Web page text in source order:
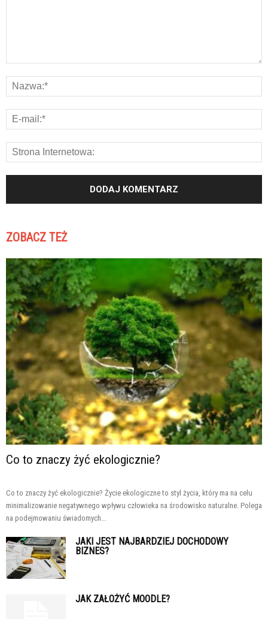
ZOBACZ TEŻ
Co to znaczy żyć ekologicznie?
Co to znaczy żyć ekologicznie? Życie ekologiczne to styl życia, który ma na celu
minimalizowanie negatywnego wpływu człowieka na środowisko naturalne. Polega
na podejmowaniu świadomych...
JAKI JEST NAJBARDZIEJ DOCHODOWY
BIZNES?
JAK ZAŁOŻYĆ MOODLE?